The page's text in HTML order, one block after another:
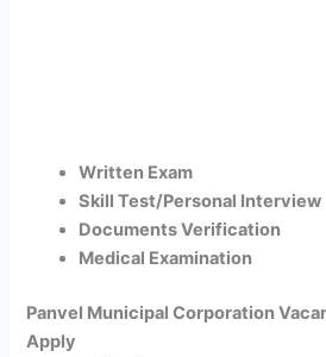
Written Exam
Skill Test/Personal Interview
Documents Verification
Medical Examination
Panvel Municipal Corporation
Apply